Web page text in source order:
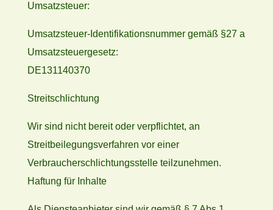
Umsatzsteuer:
Umsatzsteuer-Identifikationsnummer gemäß §27 a
Umsatzsteuergesetz:
DE131140370
Streitschlichtung
Wir sind nicht bereit oder verpflichtet, an
Streitbeilegungsverfahren vor einer
Verbraucherschlichtungsstelle teilzunehmen.
Haftung für Inhalte